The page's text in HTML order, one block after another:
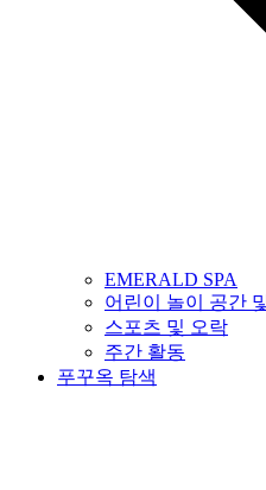
EMERALD SPA
어린이 놀이 공간
스포츠 및 오락
주간 활동
푸꾸옥 탐색